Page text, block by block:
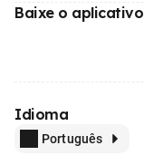
Baixe o aplicativo
Idioma
Português